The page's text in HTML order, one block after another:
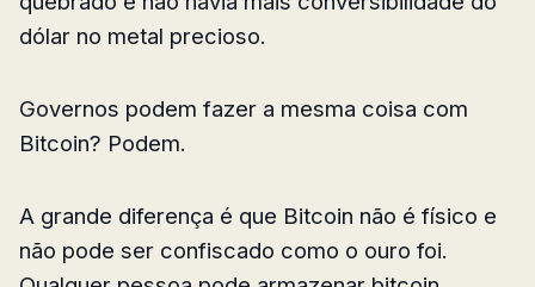
dólar no metal precioso.
Governos podem fazer a mesma coisa com
Bitcoin? Podem.
A grande diferença é que Bitcoin não é físico e
não pode ser confiscado como o ouro foi.